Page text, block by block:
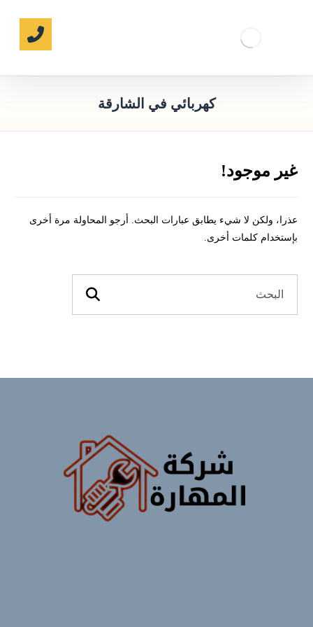
كهربائي في الشارقة
غير موجود!
عذرا، ولكن لا شيء يطابق عبارات البحث. أرجو المحاولة مرة أخرى
بإستخدام كلمات أخرى.